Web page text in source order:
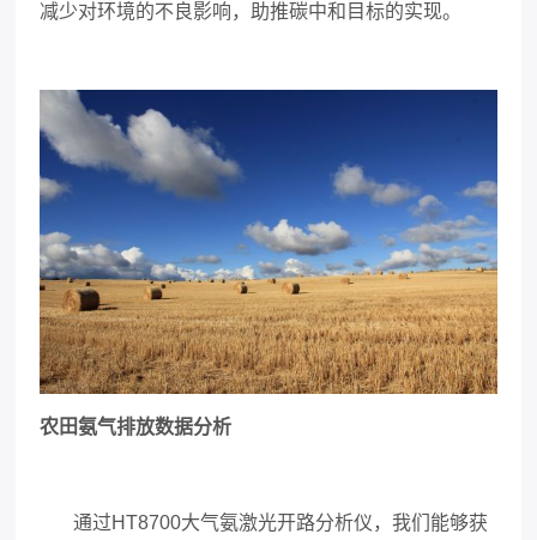
减少对环境的不良影响，助推碳中和目标的实现。
农田氨气排放数据分析
通过HT8700大气氨激光开路分析仪，我们能够获